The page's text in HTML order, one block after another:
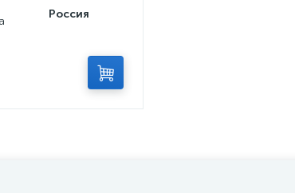
Россия